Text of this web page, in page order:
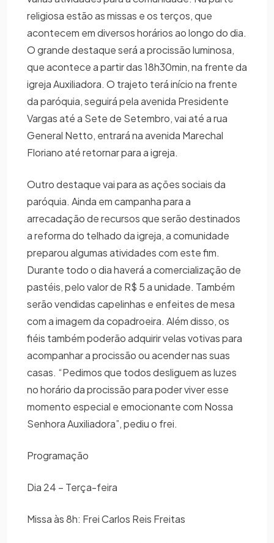
religiosa estão as missas e os terços, que
acontecem em diversos horários ao longo do dia.
O grande destaque será a procissão luminosa,
que acontece a partir das 18h30min, na frente da
igreja Auxiliadora. O trajeto terá início na frente
da paróquia, seguirá pela avenida Presidente
Vargas até a Sete de Setembro, vai até a rua
General Netto, entrará na avenida Marechal
Floriano até retornar para a igreja.
Outro destaque vai para as ações sociais da
paróquia. Ainda em campanha para a
arrecadação de recursos que serão destinados
a reforma do telhado da igreja, a comunidade
preparou algumas atividades com este fim.
Durante todo o dia haverá a comercialização de
pastéis, pelo valor de R$ 5 a unidade. Também
serão vendidas capelinhas e enfeites de mesa
com a imagem da copadroeira. Além disso, os
fiéis também poderão adquirir velas votivas para
acompanhar a procissão ou acender nas suas
casas. “Pedimos que todos desliguem as luzes
no horário da procissão para poder viver esse
momento especial e emocionante com Nossa
Senhora Auxiliadora”, pediu o frei.
Programação
Dia 24 – Terça-feira
Missa às 8h: Frei Carlos Reis Freitas